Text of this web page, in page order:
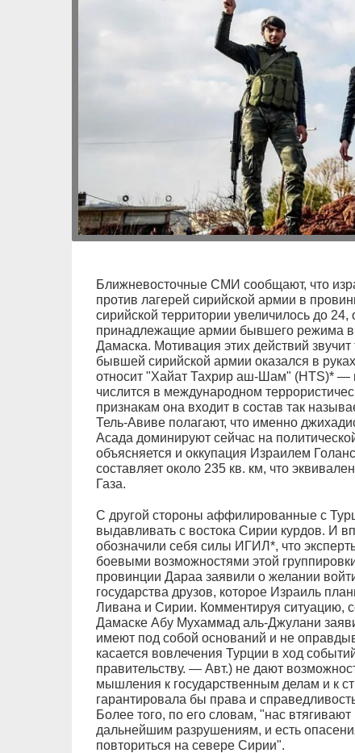
Ближневосточные СМИ сообщают, что
против лагерей сирийской армии в
сирийской территории увеличилось до
принадлежащие армии бывшего режима в
Дамаска. Мотивация этих действий
бывшей сирийской армии оказался в
относит "Хайат Тахрир аш-Шам" (HTS)* —
числится в международном
признакам она входит в состав так
Тель-Авиве полагают, что именно
Асада доминируют сейчас на
объясняется и оккупация Израилем
составляет около 235 кв. км, что
Газа.
С другой стороны аффилированные с
выдавливать с востока Сирии курдов. И
обозначили себя силы ИГИЛ*, что
боевыми возможностями этой
провинции Дараа заявили о желании
государства друзов, которое Израиль
Ливана и Сирии. Комментируя ситуацию,
Дамаске Абу Мухаммад аль-Джулани
имеют под собой оснований и не
касается вовлечения Турции в ход
правительству. — Авт.) не дают
мышления к государственным делам и к
гарантировала бы права и
Более того, по его словам, "нас
дальнейшим разрушениям, и есть
повториться на севере Сирии".